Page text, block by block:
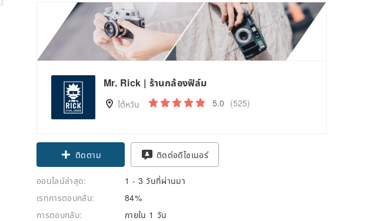
Mr. Rick | ร้านกล้องฟิล์ม
ไต้หวัน 5.0 (525)
ติดตาม ติดต่อดีไซเนอร์
ออนไลน์ล่าสุด:
1 - 3 วันที่ผ่านมา
เรทการตอบกลับ:
84%
การตอบกลับ:
ภายใน 1 วัน